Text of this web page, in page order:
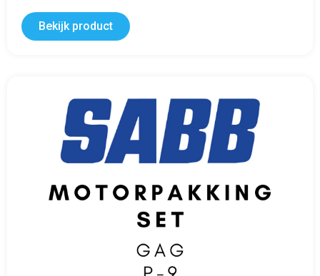
Bekijk product